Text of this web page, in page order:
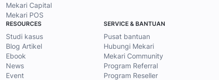
Mekari Capital
Mekari POS
RESOURCES
Studi kasus
Blog Artikel
Ebook
News
Event
SERVICE & BANTUAN
Pusat bantuan
Hubungi Mekari
Mekari Community
Program Referral
Program Reseller